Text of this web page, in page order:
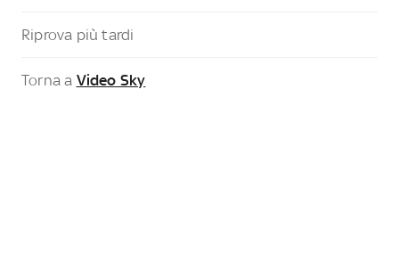
Riprova più tardi
Torna a Video Sky